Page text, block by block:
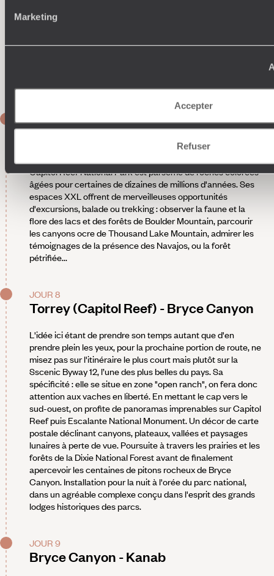
Marketing
Accepter
Refuser
de plain-pied. On y trouve des chambres lumineuses,
minimalisme coloré. Toutes s'ouvrent, grâce à de grandes
Torrey (Capitol Reef)
Capitol Reef National Park est parsemé de roches colorées
âgées pour certaines de dizaines de millions d'années. Ses
espaces XXL offrent de merveilleuses opportunités
d'excursions, balade ou trekking : observer la faune et la
flore des lacs et des forêts de Boulder Mountain, parcourir
les canyons ocre de Thousand Lake Mountain, admirer les
témoignages de la présence des Navajos, ou la forêt
pétrifiée...
JOUR 8
Torrey (Capitol Reef) - Bryce Canyon
L'idée ici étant de prendre son temps autant que d'en
prendre plein les yeux, pour la prochaine portion de route, ne
misez pas sur l'itinéraire le plus court mais plutôt sur la
Sscenic Byway 12, l’une des plus belles du pays. Sa
spécificité : elle se situe en zone "open ranch", on fera donc
attention aux vaches en liberté. En mettant le cap vers le
sud-ouest, on profite de panoramas imprenables sur Capitol
Reef puis Escalante National Monument. Un décor de carte
postale déclinant canyons, plateaux, vallées et paysages
lunaires à perte de vue. Poursuite à travers les prairies et les
forêts de la Dixie National Forest avant de finalement
apercevoir les centaines de pitons rocheux de Bryce
Canyon. Installation pour la nuit à l'orée du parc national,
dans un agréable complexe conçu dans l'esprit des grands
lodges historiques des parcs.
JOUR 9
Bryce Canyon - Kanab